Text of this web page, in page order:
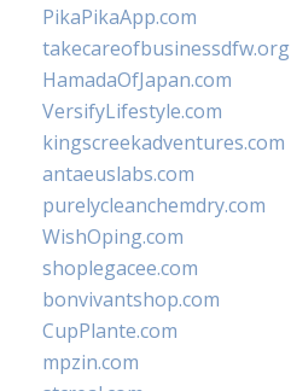
PikaPikaApp.com
takecareofbusinessdfw.org
HamadaOfJapan.com
VersifyLifestyle.com
kingscreekadventures.com
antaeuslabs.com
purelycleanchemdry.com
WishOping.com
shoplegacee.com
bonvivantshop.com
CupPlante.com
mpzin.com